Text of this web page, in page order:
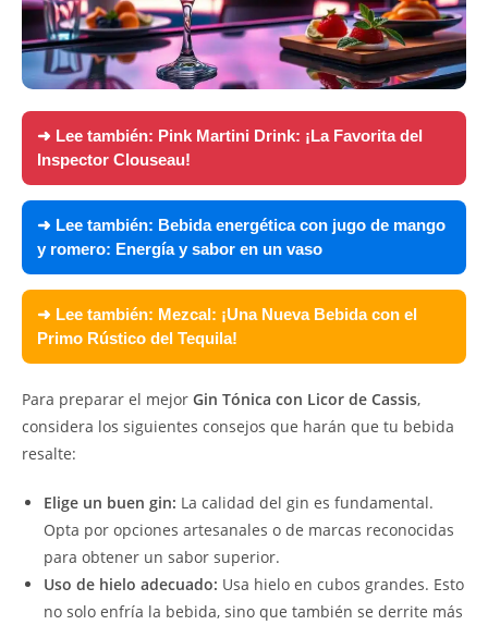
➜ Lee también: Pink Martini Drink: ¡La Favorita del
Inspector Clouseau!
➜ Lee también: Bebida energética con jugo de mango
y romero: Energía y sabor en un vaso
➜ Lee también: Mezcal: ¡Una Nueva Bebida con el
Primo Rústico del Tequila!
Para preparar el mejor Gin Tónica con Licor de Cassis,
considera los siguientes consejos que harán que tu bebida
resalte:
Elige un buen gin: La calidad del gin es fundamental.
Opta por opciones artesanales o de marcas reconocidas
para obtener un sabor superior.
Uso de hielo adecuado: Usa hielo en cubos grandes. Esto
no solo enfría la bebida, sino que también se derrite más